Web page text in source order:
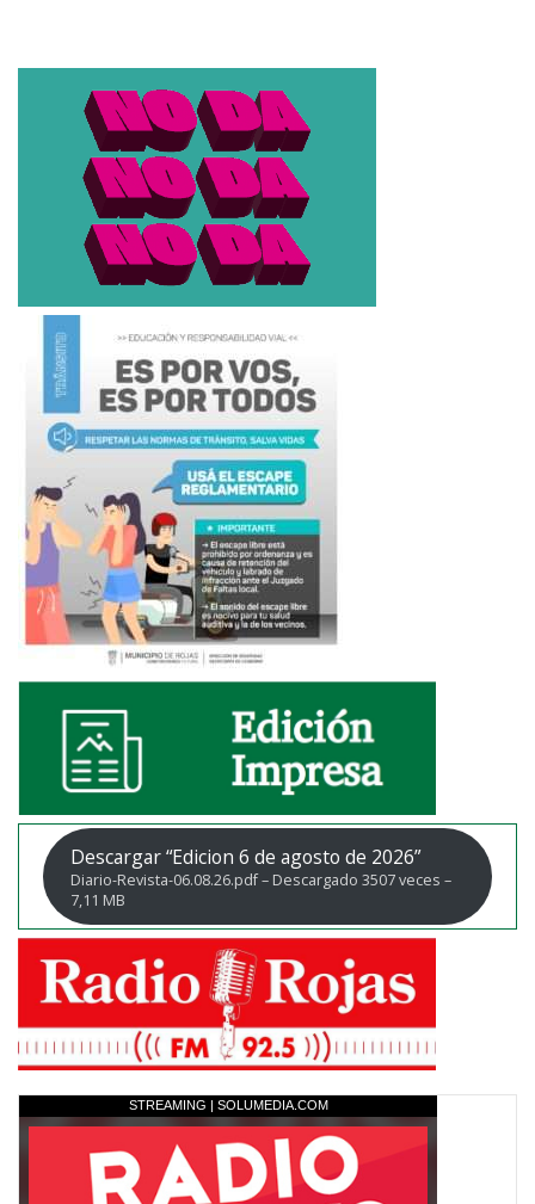
Descargar “Edicion 6 de agosto de 2026”
Diario-Revista-06.08.26.pdf – Descargado 3507 veces –
7,11 MB